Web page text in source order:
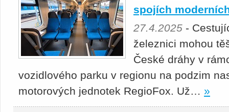
spojích
27.4.2025 -
železnici mohou
České dráhy v
vozidlového parku v regionu na podzim
motorových jednotek RegioFox. Už… »